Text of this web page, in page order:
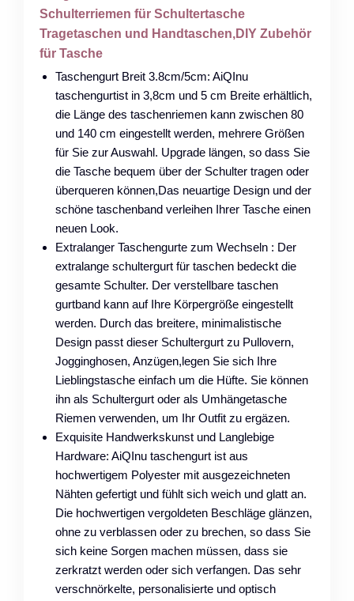
Schulterriemen für Schultertasche
Tragetaschen und Handtaschen,DIY Zubehör
für Tasche
Taschengurt Breit 3.8cm/5cm: AiQInu
taschengurtist in 3,8cm und 5 cm Breite erhältlich,
die Länge des taschenriemen kann zwischen 80
und 140 cm eingestellt werden, mehrere Größen
für Sie zur Auswahl. Upgrade längen, so dass Sie
die Tasche bequem über der Schulter tragen oder
überqueren können,Das neuartige Design und der
schöne taschenband verleihen Ihrer Tasche einen
neuen Look.
Extralanger Taschengurte zum Wechseln : Der
extralange schultergurt für taschen bedeckt die
gesamte Schulter. Der verstellbare taschen
gurtband kann auf Ihre Körpergröße eingestellt
werden. Durch das breitere, minimalistische
Design passt dieser Schultergurt zu Pullovern,
Jogginghosen, Anzügen,legen Sie sich Ihre
Lieblingstasche einfach um die Hüfte. Sie können
ihn als Schultergurt oder als Umhängetasche
Riemen verwenden, um Ihr Outfit zu ergäzen.
Exquisite Handwerkskunst und Langlebige
Hardware: AiQInu taschengurt ist aus
hochwertigem Polyester mit ausgezeichneten
Nähten gefertigt und fühlt sich weich und glatt an.
Die hochwertigen vergoldeten Beschläge glänzen,
ohne zu verblassen oder zu brechen, so dass Sie
sich keine Sorgen machen müssen, dass sie
zerkratzt werden oder sich verfangen. Das sehr
verschnörkelte, personalisierte und optisch